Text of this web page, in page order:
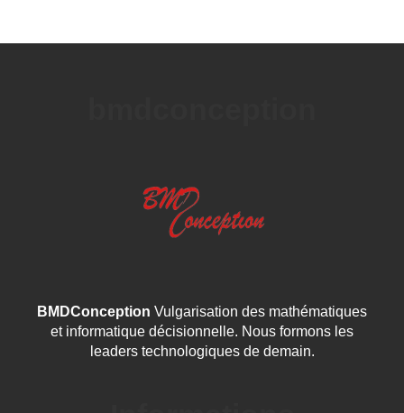
BMDConception Vulgarisation des mathématiques
et informatique décisionnelle. Nous formons les
leaders technologiques de demain.